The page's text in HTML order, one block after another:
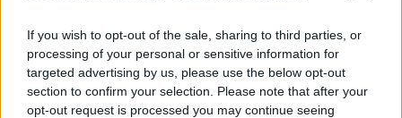
If you wish to opt-out of the sale, sharing to third parties, or
processing of your personal or sensitive information for
targeted advertising by us, please use the below opt-out
section to confirm your selection. Please note that after your
opt-out request is processed you may continue seeing
Ταραχή...